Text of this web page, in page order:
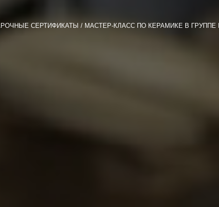
СЕРТИФИКАТЫ МАСТЕР-КЛАСС ПО КЕРАМИКЕ В ГРУППЕ